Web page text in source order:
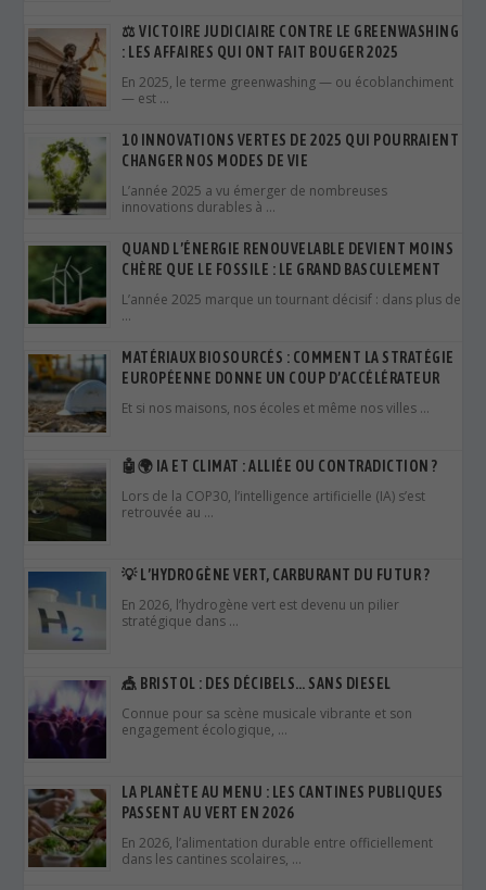
⚖️ VICTOIRE JUDICIAIRE CONTRE LE GREENWASHING
: LES AFFAIRES QUI ONT FAIT BOUGER 2025
En 2025, le terme greenwashing — ou écoblanchiment
— est …
10 INNOVATIONS VERTES DE 2025 QUI POURRAIENT
CHANGER NOS MODES DE VIE
L’année 2025 a vu émerger de nombreuses
innovations durables à …
QUAND L’ÉNERGIE RENOUVELABLE DEVIENT MOINS
CHÈRE QUE LE FOSSILE : LE GRAND BASCULEMENT
L’année 2025 marque un tournant décisif : dans plus de
…
MATÉRIAUX BIOSOURCÉS : COMMENT LA STRATÉGIE
EUROPÉENNE DONNE UN COUP D’ACCÉLÉRATEUR
Et si nos maisons, nos écoles et même nos villes …
🤖🌍 IA ET CLIMAT : ALLIÉE OU CONTRADICTION ?
Lors de la COP30, l’intelligence artificielle (IA) s’est
retrouvée au …
💡 L’HYDROGÈNE VERT, CARBURANT DU FUTUR ?
En 2026, l’hydrogène vert est devenu un pilier
stratégique dans …
🎪 BRISTOL : DES DÉCIBELS… SANS DIESEL
Connue pour sa scène musicale vibrante et son
engagement écologique, …
LA PLANÈTE AU MENU : LES CANTINES PUBLIQUES
PASSENT AU VERT EN 2026
En 2026, l’alimentation durable entre officiellement
dans les cantines scolaires, …